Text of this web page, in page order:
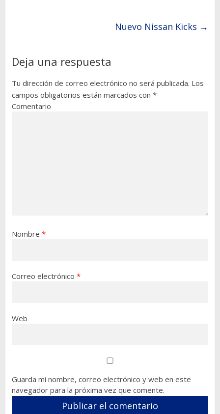
Nuevo Nissan Kicks →
Deja una respuesta
Tu dirección de correo electrónico no será publicada. Los
campos obligatorios están marcados con *
Comentario
Nombre *
Correo electrónico *
Web
Guarda mi nombre, correo electrónico y web en este
navegador para la próxima vez que comente.